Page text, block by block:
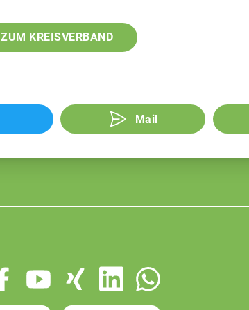
ZUM KREISVERBAND
Mail